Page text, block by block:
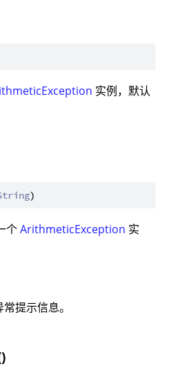
实例，默认
个ArithmeticException 实
常提示信息。